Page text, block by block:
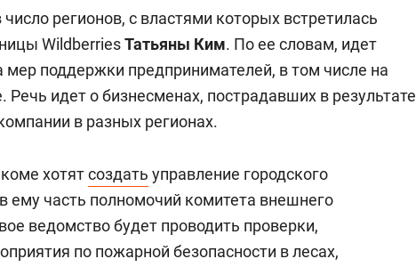
число регионов, с властями которых встретилась
WildberriesТатьяны Ким. По ее словам, идет
мер поддержки предпринимателей, в том числе на
идет о бизнесменах, пострадавших в результате
в разных регионах.
хотятсоздать управление городского
ему часть полномочий комитета внешнего
ведомство будет проводить проверки,
по пожарной безопасности в лесах,